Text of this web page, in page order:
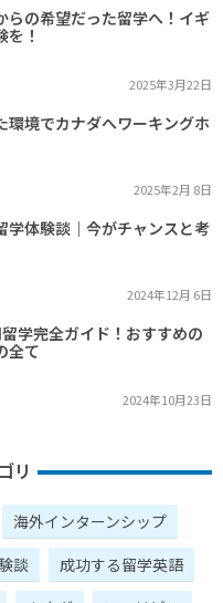
らの希望だった留学へ！イギ
！
2025年3月22日
環境でカナダへワーキングホ
2025年2月 8日
学体験談｜今がチャンスと考
2024年12月 6日
学完全ガイド！おすすめの
全て
2024年10月23日
リ
海外インターンシップ
談
成功する留学英語